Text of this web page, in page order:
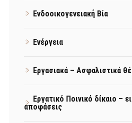
Ενδοοικογενειακή Βία
Ενέργεια
Εργασιακά – Ασφαλιστικά
Εργατικό Ποινικό δίκαιο –
αποφάσεις